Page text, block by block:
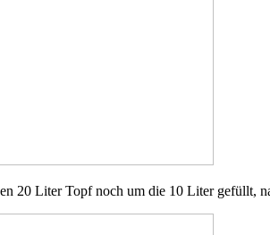
20 Liter Topf noch um die 10 Liter gefüllt,